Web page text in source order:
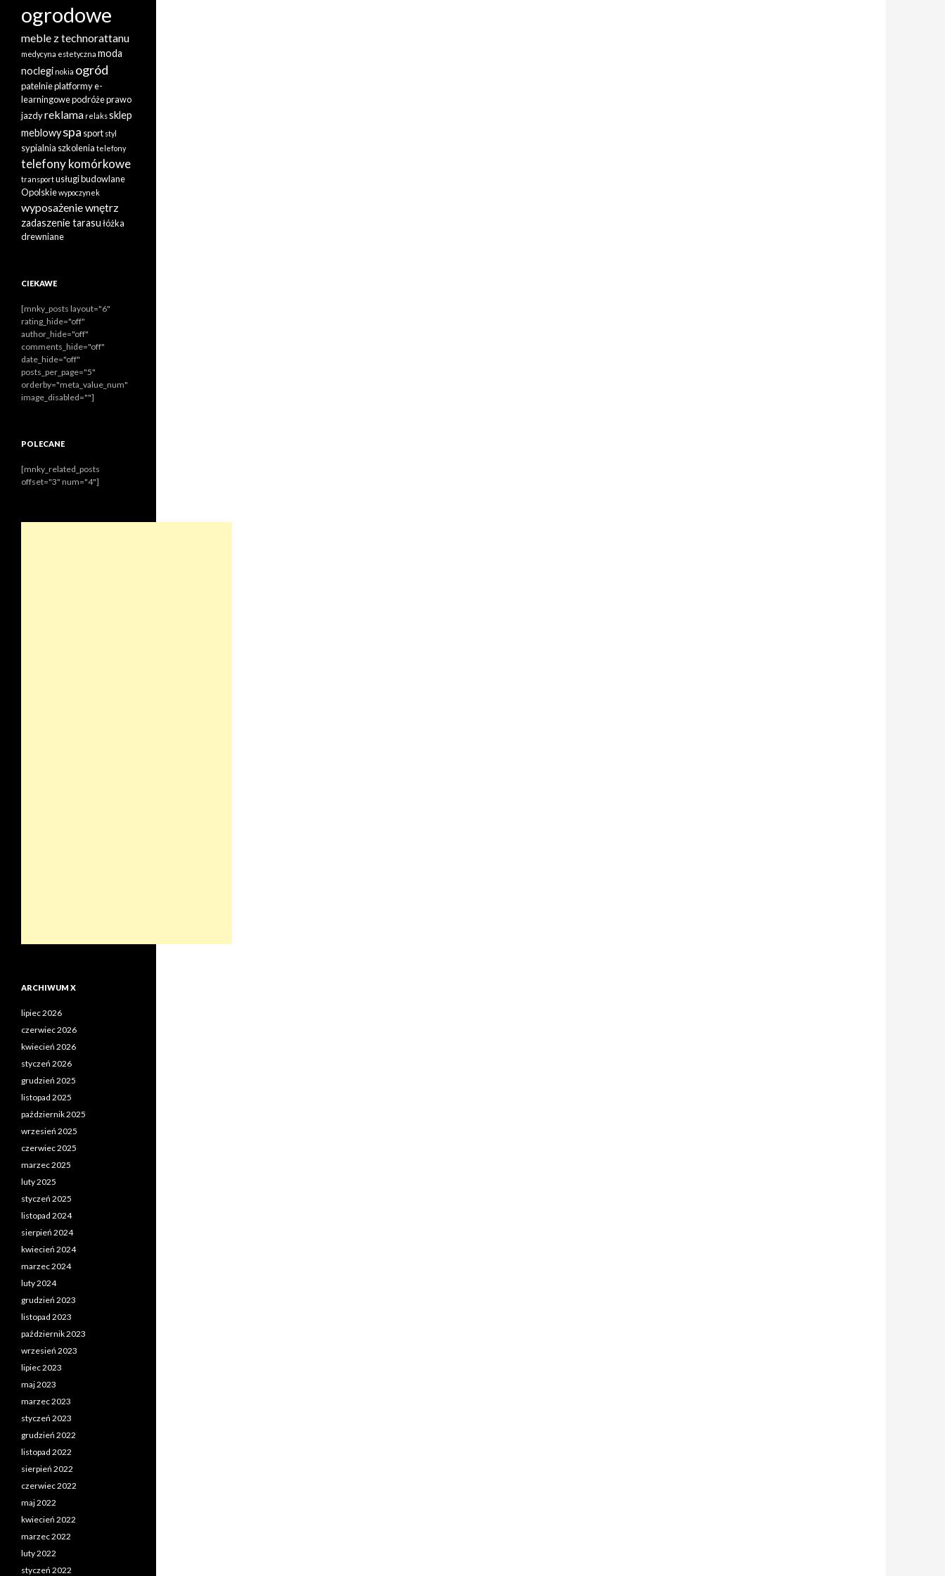
ogrodowe
meble z technorattanu
medycyna estetyczna moda
noclegi nokia ogród
patelnieplatformy e-
learningowepodróżeprawo
jazdyreklama relakssklep
meblowyspa sport styl
sypialnia szkolenia telefony
telefony komórkowe
transportusługi budowlane
Opolskiewypoczynek
wyposażenie wnętrz
zadaszenie tarasułóżka
drewniane
CIEKAWE
[mnky_posts layout="6"
rating_hide="off"
author_hide="off"
comments_hide="off"
date_hide="off"
posts_per_page="5"
orderby="meta_value_num"
image_disabled=""]
POLECANE
[mnky_related_posts
offset="3" num="4"]
ARCHIWUM X
lipiec 2026
czerwiec 2026
kwiecień 2026
styczeń 2026
grudzień 2025
listopad 2025
październik 2025
wrzesień 2025
czerwiec 2025
marzec 2025
luty 2025
styczeń 2025
listopad 2024
sierpień 2024
kwiecień 2024
marzec 2024
luty 2024
grudzień 2023
listopad 2023
październik 2023
wrzesień 2023
lipiec 2023
maj 2023
marzec 2023
styczeń 2023
grudzień 2022
listopad 2022
sierpień 2022
czerwiec 2022
maj 2022
kwiecień 2022
marzec 2022
luty 2022
styczeń 2022